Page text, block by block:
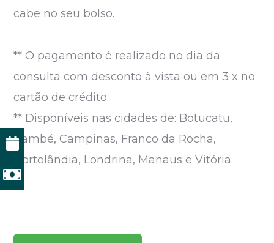
cabe no seu bolso.
** O pagamento é realizado no dia da
consulta com desconto à vista ou em 3 x no
cartão de crédito.
** Disponíveis nas cidades de: Botucatu,
Cambé, Campinas, Franco da Rocha,
Hortolândia, Londrina, Manaus e Vitória.